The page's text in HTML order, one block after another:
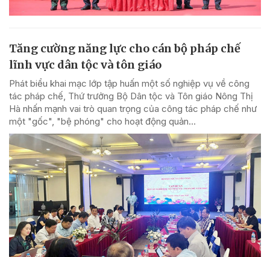
Tăng cường năng lực cho cán bộ pháp chế
lĩnh vực dân tộc và tôn giáo
Phát biểu khai mạc lớp tập huấn một số nghiệp vụ về công
tác pháp chế, Thứ trưởng Bộ Dân tộc và Tôn giáo Nông Thị
Hà nhấn mạnh vai trò quan trọng của công tác pháp chế như
một "gốc", "bệ phóng" cho hoạt động quản...